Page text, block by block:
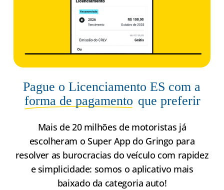
Pague o Licenciamento ES com a
forma de pagamento que preferir
Mais de 20 milhões de motoristas já
escolheram o Super App do Gringo para
resolver as burocracias do veículo com rapidez
e simplicidade: somos o aplicativo mais
baixado da categoria auto!